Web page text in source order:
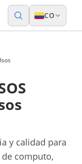
CO
y calidad para
computo,